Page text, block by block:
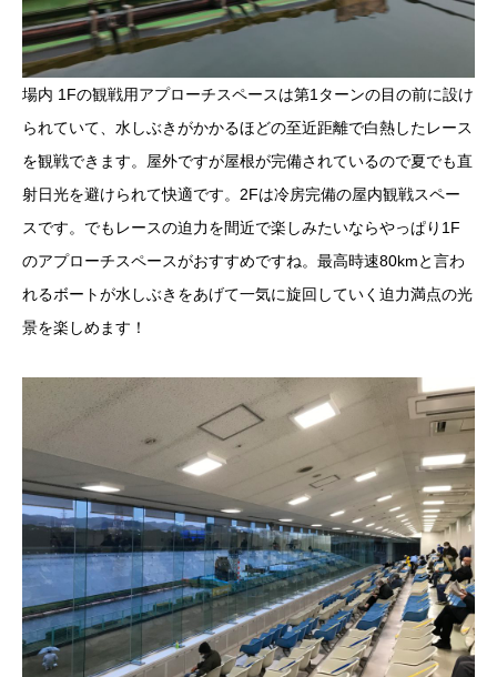
場内 1Fの観戦用アプローチスペースは第1ターンの目の前に設け
られていて、水しぶきがかかるほどの至近距離で白熱したレース
を観戦できます。屋外ですが屋根が完備されているので夏でも直
射日光を避けられて快適です。2Fは冷房完備の屋内観戦スペー
スです。でもレースの迫力を間近で楽しみたいならやっぱり1F
のアプローチスペースがおすすめですね。最高時速80kmと言わ
れるボートが水しぶきをあげて一気に旋回していく迫力満点の光
景を楽しめます！